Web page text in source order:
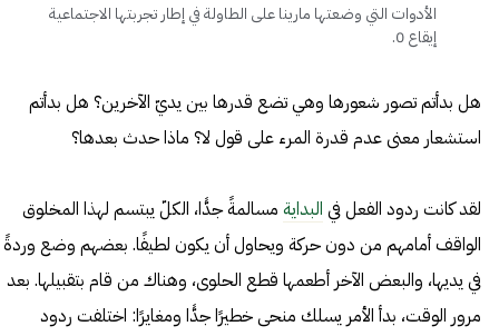
الأدوات التي وضعتها مارينا على الطاولة في إطار تجربتها الاجتماعية
إيقاع 0.
هل بدأتم تصور شعورها وهي تضع قدرها بين يديّ الآخرين؟ هل بدأتم
استشعار معنى عدم قدرة المرء على قول لا؟ ماذا حدث بعدها؟
لقد كانت ردود الفعل في البداية مسالمةً جدًّا، الكلّ يبتسم لهذا المخلوق
الواقف أمامهم من دون حركة ويحاول أن يكون لطيفًا. بعضهم وضع وردةً
في يديها، والبعض الآخر أطعمها قطع الحلوى، وهناك من قام بتقبيلها. بعد
مرور الوقت، بدأ الأمر يسلك منحى خطيرًا جدًّا ومغايرًا: اختلفت ردود